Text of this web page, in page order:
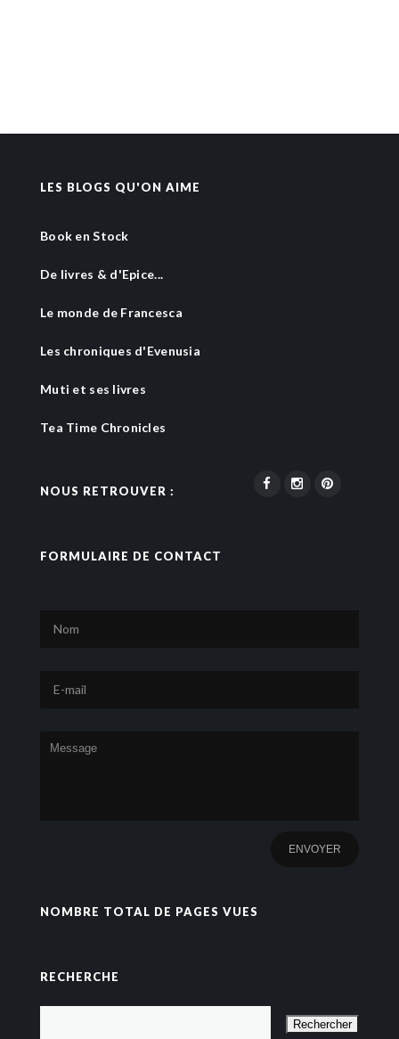
LES BLOGS QU'ON AIME
Book en Stock
De livres & d'Epice...
Le monde de Francesca
Les chroniques d'Evenusia
Muti et ses livres
Tea Time Chronicles
NOUS RETROUVER :
FORMULAIRE DE CONTACT
NOMBRE TOTAL DE PAGES VUES
RECHERCHE